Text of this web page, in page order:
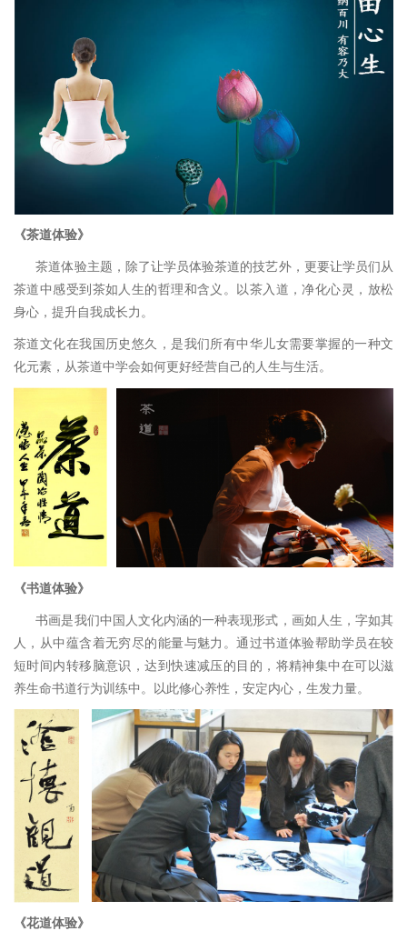
《茶道体验》
茶道体验主题，除了让学员体验茶道的技艺外，更要让学员们从
茶道中感受到茶如人生的哲理和含义。以茶入道，净化心灵，放松
身心，提升自我成长力。
茶道文化在我国历史悠久，是我们所有中华儿女需要掌握的一种文
化元素，从茶道中学会如何更好经营自己的人生与生活。
《书道体验》
书画是我们中国人文化内涵的一种表现形式，画如人生，字如其
人，从中蕴含着无穷尽的能量与魅力。通过书道体验帮助学员在较
短时间内转移脑意识，达到快速减压的目的，将精神集中在可以滋
养生命书道行为训练中。以此修心养性，安定内心，生发力量。
《花道体验》